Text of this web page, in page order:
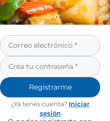
Registrarme
¿Ya tenés cuenta? Iniciar
sesión